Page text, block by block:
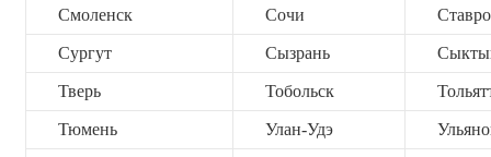
Смоленск Сочи
Сургут Сызрань
Тверь Тобольск
Тюмень Улан-Удэ